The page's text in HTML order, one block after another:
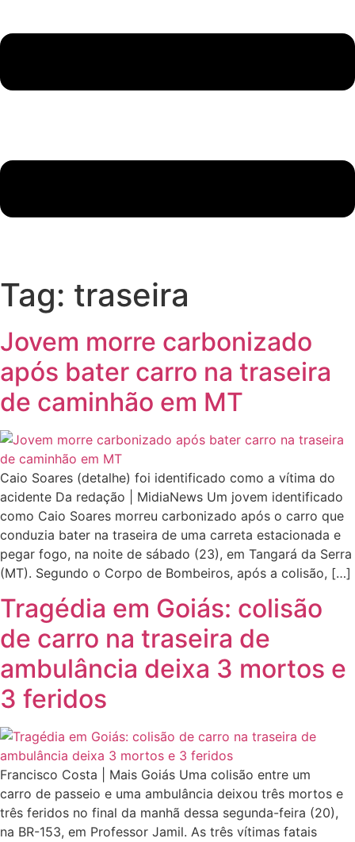
Tag: traseira
Jovem morre carbonizado
após bater carro na traseira
de caminhão em MT
Caio Soares (detalhe) foi identificado como a vítima do
acidente Da redação | MidiaNews Um jovem identificado
como Caio Soares morreu carbonizado após o carro que
conduzia bater na traseira de uma carreta estacionada e
pegar fogo, na noite de sábado (23), em Tangará da Serra
(MT). Segundo o Corpo de Bombeiros, após a colisão, […]
Tragédia em Goiás: colisão
de carro na traseira de
ambulância deixa 3 mortos e
3 feridos
Francisco Costa | Mais Goiás Uma colisão entre um
carro de passeio e uma ambulância deixou três mortos e
três feridos no final da manhã dessa segunda-feira (20),
na BR-153, em Professor Jamil. As três vítimas fatais